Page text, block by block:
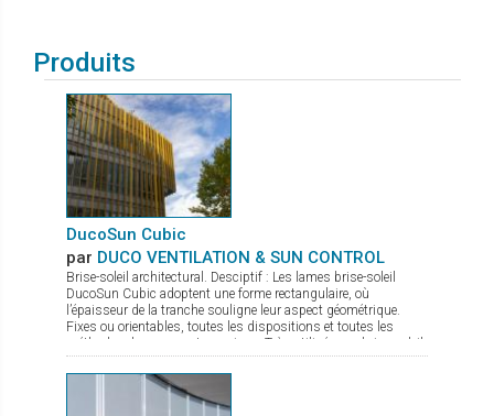
Produits
DucoSun Cubic
par DUCO VENTILATION & SUN CONTROL
Brise-soleil architectural. Desciptif : Les lames brise-soleil
DucoSun Cubic adoptent une forme rectangulaire, où
l’épaisseur de la tranche souligne leur aspect géométrique.
Fixes ou orientables, toutes les dispositions et toutes les
méthodes de pose sont permises. Très utilisées en brise-soleil
vertical (parallèle à la façade), pour des bâtiments à l’esthétique
contemporaine et graphique.